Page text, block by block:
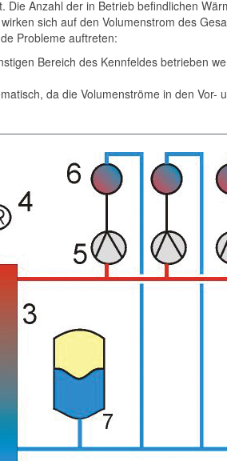
Anzahl der in Betrieb befind­lichen
sich auf den Volumenstrom des
Probleme auftreten:
Bereich des Kennfeldes betrieben
da die Volumenströme in den Vor-